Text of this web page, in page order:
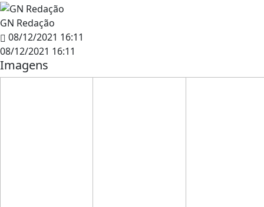
GN Redação
08/12/2021 16:11
08/12/2021 16:11
Imagens